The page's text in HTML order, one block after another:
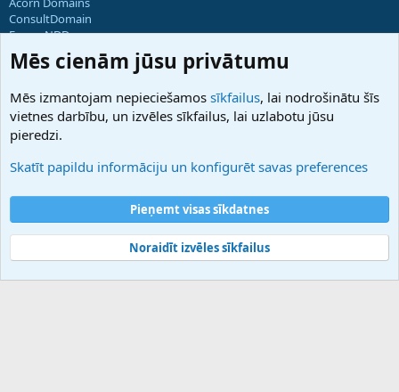
ConsultDomain
ForumNDD
Domainforum.ro
27.be
Hostmaria
Atbalsts
Palīdzība
Noteikumi un nosacījumi
Privātuma politika
Community platform by XenForo® © 2010-2025 XenForo Ltd.
Mēs cienām jūsu privātumu
Mēs izmantojam nepieciešamos sīkfailus, lai nodrošinātu šīs
vietnes darbību, un izvēles sīkfailus, lai uzlabotu jūsu
pieredzi.
Skatīt papildu informāciju un konfigurēt savas preferences
Pieņemt visas sīkdatnes
Noraidīt izvēles sīkfailus